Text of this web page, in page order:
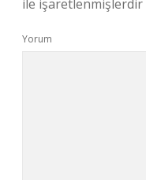
ile işaretlenmişlerdir
Yorum